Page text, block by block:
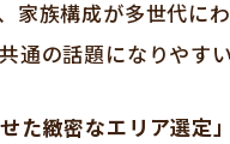
家族構成が多世代に
の話題になりやすい
た緻密なエリア選定